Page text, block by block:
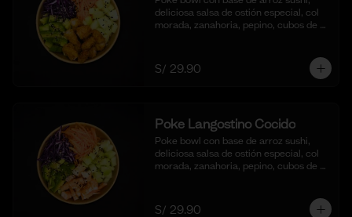
deliciosa salsa de ostión especial, col
morada, zanahoria, pepino, cubos de
S/ 29.90
Poke Langostino Cocido
Poke bowl con base de arroz sushi,
deliciosa salsa de ostión especial, col
morada, zanahoria, pepino, cubos de
S/ 29.90